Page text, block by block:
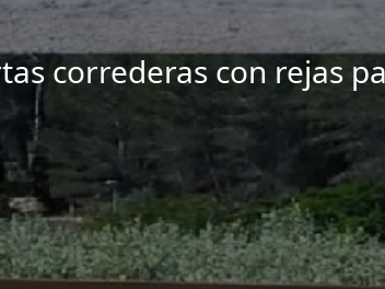
correderas con rejas